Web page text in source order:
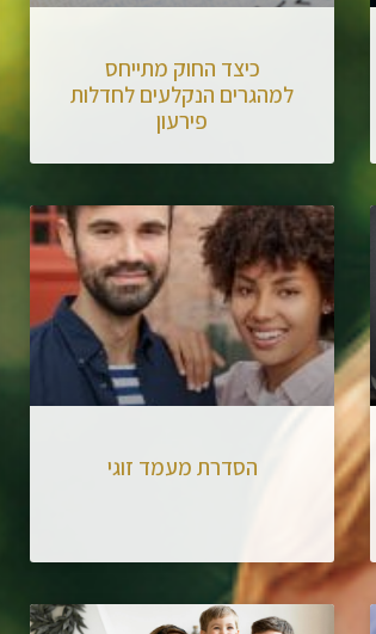
כיצד החוק מתייחס
למהגרים הנקלעים לחדלות
פירעון
הסדרת מעמד זוגי